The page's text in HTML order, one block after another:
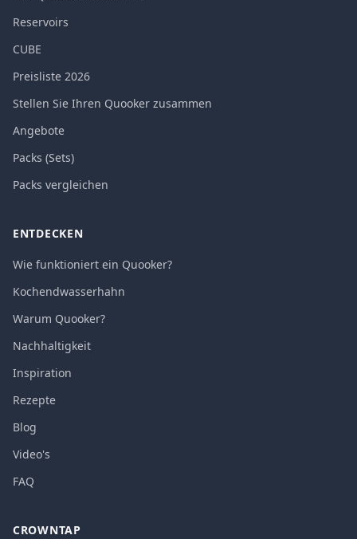
Reservoirs
CUBE
Preisliste 2026
Stellen Sie Ihren Quooker zusammen
Angebote
Packs (Sets)
Packs vergleichen
ENTDECKEN
Wie funktioniert ein Quooker?
Kochendwasserhahn
Warum Quooker?
Nachhaltigkeit
Inspiration
Rezepte
Blog
Video's
FAQ
CROWNTAP